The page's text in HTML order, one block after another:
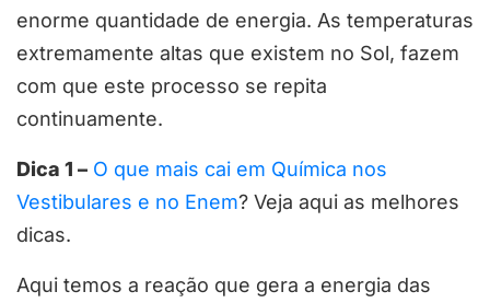
enorme quantidade de energia. As temperaturas
extremamente altas que existem no Sol, fazem
com que este processo se repita
continuamente.
Dica 1 – O que mais cai em Química nos
Vestibulares e no Enem? Veja aqui as melhores
dicas.
Aqui temos a reação que gera a energia das